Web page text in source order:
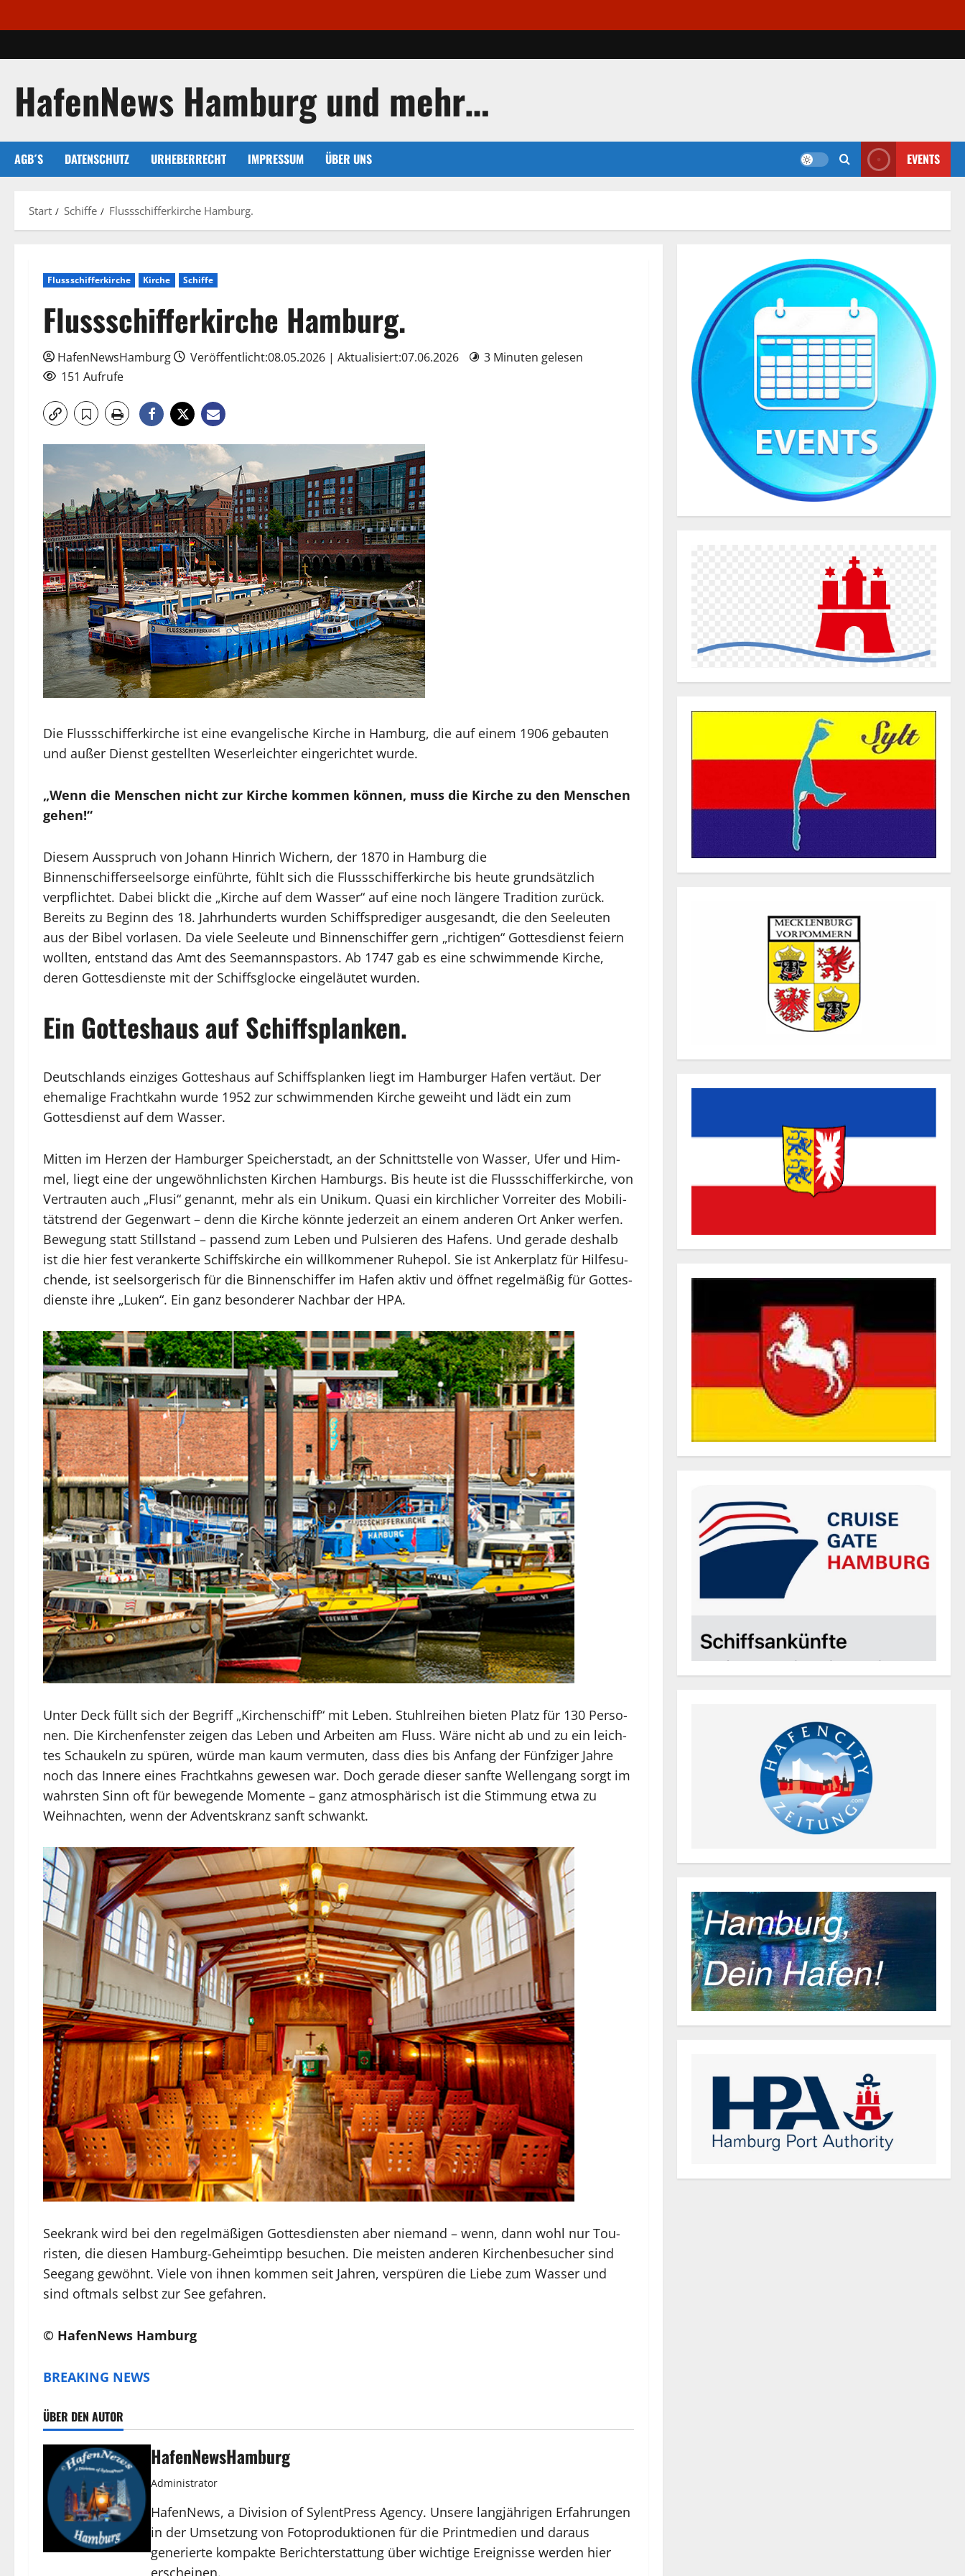
Inhalt
HafenNews Hamburg und mehr…
AGB´S DATENSCHUTZ URHEBERRECHT IMPRESSUM ÜBER UNS EVENTS
Start Schiffe Flussschifferkirche Hamburg.
Flussschifferkirche Kirche Schiffe
Flussschifferkirche Hamburg.
HafenNewsHamburg Veröffentlicht:08.05.2026 | Aktualisiert:07.06.2026
3 Minuten gelesen
151 Aufrufe
Die Flussschifferkirche ist eine evangelische Kirche in Hamburg, die auf einem 1906 gebauten
und außer Dienst gestellten Weserleichter eingerichtet wurde.
„Wenn die Menschen nicht zur Kirche kommen können, muss die Kirche zu den Menschen
gehen!“
Diesem Ausspruch von Johann Hinrich Wichern, der 1870 in Hamburg die
Binnenschifferseelsorge einführte, fühlt sich die Flussschifferkirche bis heute grundsätzlich
verpflichtet. Dabei blickt die „Kirche auf dem Wasser“ auf eine noch längere Tradition zurück.
Bereits zu Beginn des 18. Jahrhunderts wurden Schiffsprediger ausgesandt, die den Seeleuten
aus der Bibel vorlasen. Da viele Seeleute und Binnenschiffer gern „richtigen“ Gottesdienst feiern
wollten, entstand das Amt des Seemannspastors. Ab 1747 gab es eine schwimmende Kirche,
deren Gottesdienste mit der Schiffsglocke eingeläutet wurden.
Ein Gotteshaus auf Schiffsplanken.
Deutschlands einziges Gotteshaus auf Schiffsplanken liegt im Hamburger Hafen vertäut. Der
ehemalige Frachtkahn wurde 1952 zur schwimmenden Kirche geweiht und lädt ein zum
Gottesdienst auf dem Wasser.
Mit­ten im Her­zen der Ham­bur­ger Speicherstadt, an der Schnitt­stel­le von Wa­sser, Ufer und Him­
mel, liegt eine der un­ge­wöhn­lichs­ten Kir­chen Ham­burgs. Bis heu­te ist die Fluss­schif­fer­kir­che, von
Ver­trau­ten auch „Flu­si“ ge­nannt, mehr als ein Uni­kum. Qua­si ein kirch­li­cher Vor­rei­ter des Mo­bi­li­
täts­trend der Ge­gen­wart – denn die Kir­che könn­te je­der­zeit an ei­nem an­de­ren Ort An­ker wer­fen.
Be­we­gung statt Still­stand – pas­send zum Le­ben und Pul­sie­ren des Ha­fens. Und ge­ra­de des­halb
ist die hier fest ver­an­ker­te Schiff­skir­che ein will­kom­me­ner Ru­he­pol. Sie ist An­ker­platz für Hil­fe­su­
chen­de, ist seel­sor­ge­risch für die Binnenschif­fer im Ha­fen ak­tiv und öff­net re­gel­mä­ßig für Got­tes­
diens­te ihre „Lu­ken“. Ein ganz be­son­de­rer Nach­bar der HPA.
Un­ter Deck füllt sich der Be­griff „Kir­chen­schiff“ mit Le­ben. Stuhl­rei­hen bie­ten Platz für 130 Per­so­
nen. Die Kir­chen­fens­ter zei­gen das Le­ben und Ar­bei­ten am Fluss. Wäre nicht ab und zu ein leich­
tes Schau­keln zu spü­ren, wür­de man kaum ver­mu­ten, dass dies bis An­fang der Fünf­zi­ger Jah­re
noch das In­ne­re ei­nes Fracht­kahns ge­we­sen war. Doch ge­ra­de die­ser sanf­te Wel­len­gang sorgt im
wahrs­ten Sinn oft für be­we­gen­de Mo­men­te – ganz at­mo­sphä­risch ist die Stim­mung etwa zu
Weih­nach­ten, wenn der Ad­vents­kranz sanft schwankt.
See­krank wird bei den re­gel­mä­ßi­gen Got­tes­diens­ten aber niemand – wenn, dann wohl nur Tou­
ris­ten, die die­sen Ham­burg-Ge­heim­tipp be­su­chen. Die meis­ten an­de­ren Kir­chen­be­su­cher sind
See­gang ge­wöhnt. Vie­le von ih­nen kom­men seit Jah­ren, ver­spü­ren die Lie­be zum Was­ser und
sind oft­mals selbst zur See ge­fah­ren.
© HafenNews Hamburg
BREAKING NEWS
ÜBER DEN AUTOR
HafenNewsHamburg
Administrator
HafenNews, a Division of SylentPress Agency. Unsere langjährigen Erfahrungen
in der Umsetzung von Fotoproduktionen für die Printmedien und daraus
generierte kompakte Berichterstattung über wichtige Ereignisse werden hier